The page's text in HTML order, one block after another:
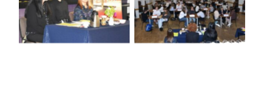
Brak podpisu Brak podpisu